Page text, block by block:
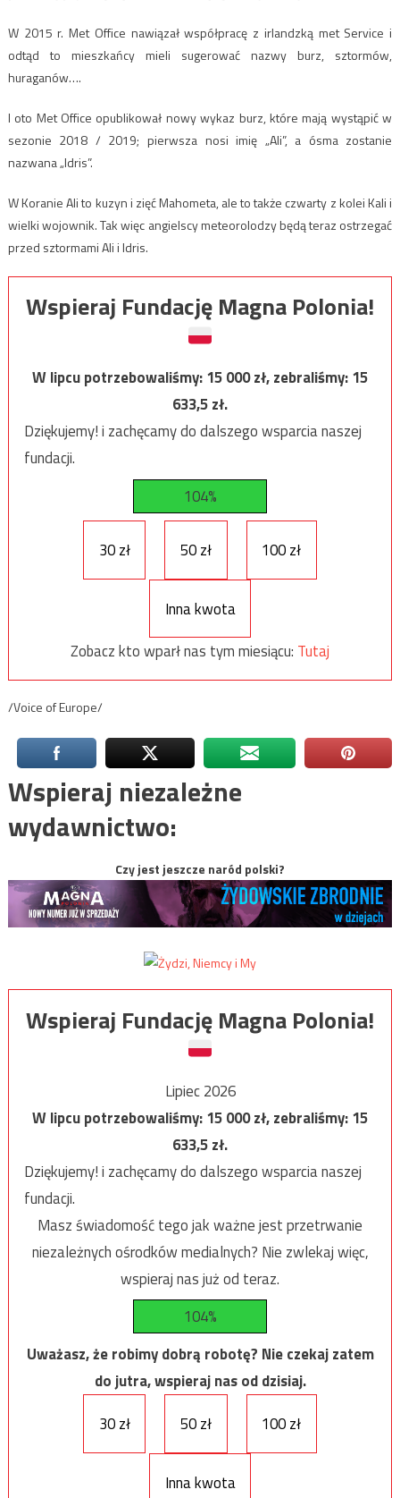
W 2015 r. Met Office nawiązał współpracę z irlandzką met Service i
odtąd to mieszkańcy mieli sugerować nazwy burz, sztormów,
huraganów….
I oto Met Office opublikował nowy wykaz burz, które mają wystąpić w
sezonie 2018 / 2019; pierwsza nosi imię „Ali”, a ósma zostanie
nazwana „Idris”.
W Koranie Ali to kuzyn i zięć Mahometa, ale to także czwarty z kolei Kali i
wielki wojownik. Tak więc angielscy meteorolodzy będą teraz ostrzegać
przed sztormami Ali i Idris.
Wspieraj Fundację Magna Polonia!
W lipcu potrzebowaliśmy:15 000zł, zebraliśmy:15
633,5zł.
Dziękujemy! i zachęcamy do dalszego wsparcia naszej
fundacji.
104%
30 zł 50 zł 100 zł
Inna kwota
Zobacz kto wparł nas tym miesiącu: Tutaj
/Voice of Europe/
Wspieraj niezależne
wydawnictwo:
Czy jest jeszcze naród polski?
Wspieraj Fundację Magna Polonia!
Lipiec 2026
W lipcu potrzebowaliśmy:15 000zł, zebraliśmy:15
633,5zł.
Dziękujemy! i zachęcamy do dalszego wsparcia naszej
fundacji.
Masz świadomość tego jak ważne jest przetrwanie
niezależnych ośrodków medialnych? Nie zwlekaj więc,
wspieraj nas już od teraz.
104%
Uważasz, że robimy dobrą robotę? Nie czekaj zatem
do jutra, wspieraj nas od dzisiaj.
30 zł
50 zł 100 zł
Inna kwota